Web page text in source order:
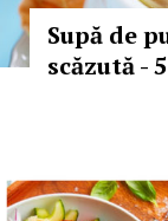
Supă de
scăzută -